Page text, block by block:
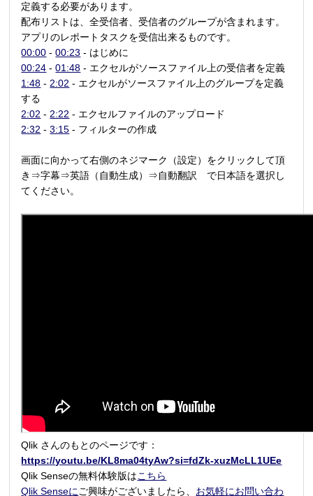
定義する必要があります。
配布リストは、全受信者、受信者のグループが含まれます。
アプリのレポートタスクを受信出来るものです。
00:00 -00:23 - はじめに
00:24 -01:48 - エクセルがソースファイル上の受信者を定義
1:48 - 2:02 - エクセルがソースファイル上のグループを定義
する
2:02 - 2:22 - エクセルファイルのアップロード
2:32 -3:15 - フィルターの作成
画面に向かって右側のネジマーク（設定）をクリックして頂
き⇒字幕⇒英語（自動生成）⇒自動翻訳 で日本語を選択し
てください。
Qlik さんのもとのページです：
https://youtu.be/KL8ma04tyAw?si=fdZk-xuzMcLL1UEe
Qlik Senseの無料体験版はこちら
Qlik Senseに ご興味がございましたら、 お気軽にお問い合わ